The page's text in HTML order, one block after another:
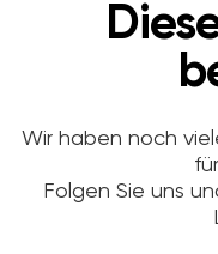
Wir haben noch
Folgen Sie uns